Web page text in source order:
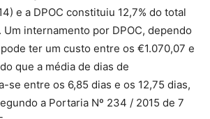
e a DPOC constituiu 12,7% do total
internamento por DPOC, dependo
ter um custo entre os €1.070,07 e
que a média de dias de
se entre os 6,85 dias e os 12,75 dias,
a Portaria Nº 234 / 2015 de 7